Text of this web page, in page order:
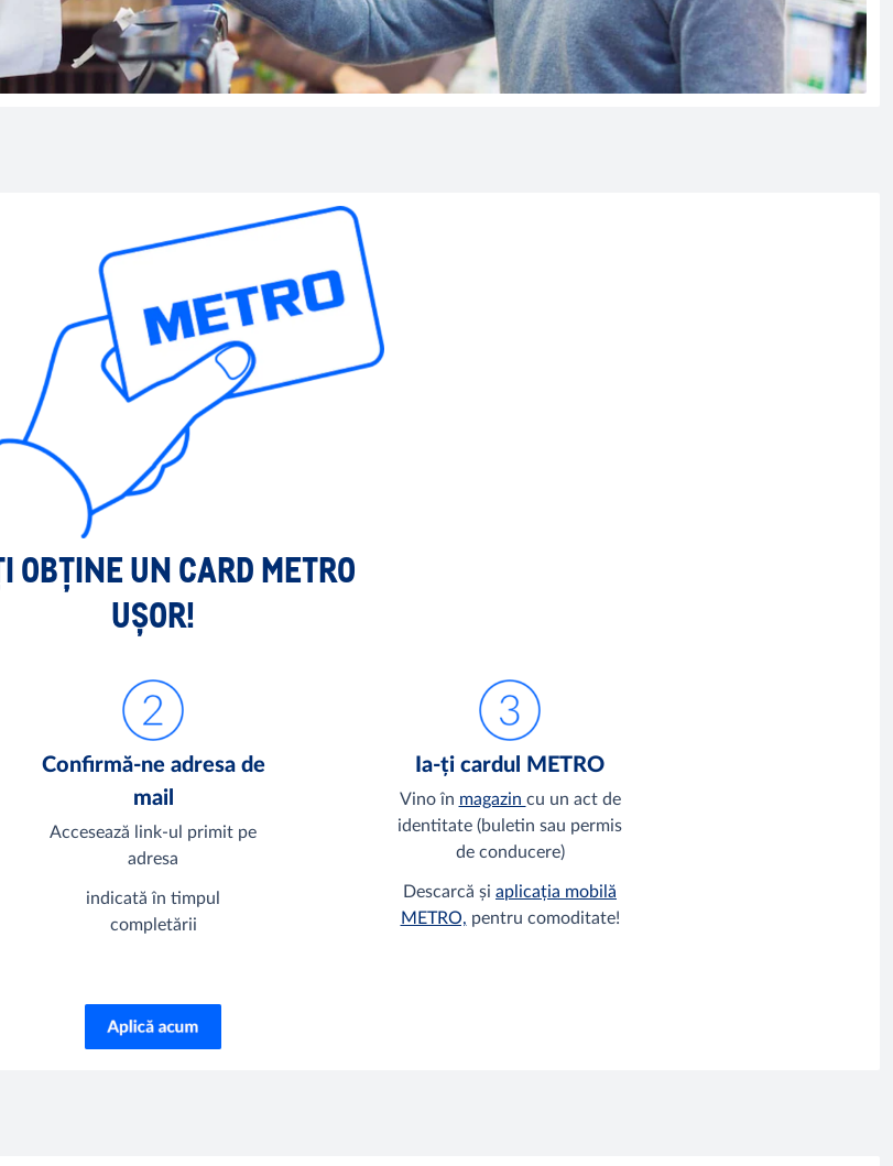
OBȚINE UN CARD METRO
UȘOR!
Confirmă-ne adresa de
mail
Accesează link-ul primit pe
adresa
indicată în timpul
completării
Ia-ți cardul METRO
Vino în magazin cu un act de
identitate (buletin sau permis
de conducere)
Descarcă și aplicația mobilă
METRO, pentru comoditate!